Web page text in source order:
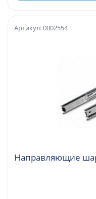
Направляющие
Артикул: 0002554